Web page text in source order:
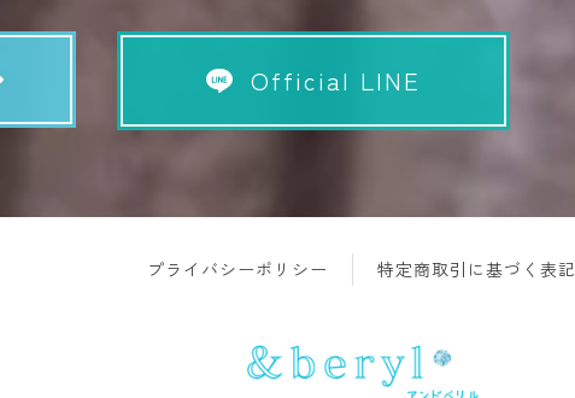
Official LINE
プライバシーポリシー 特定商取引に基づく表記